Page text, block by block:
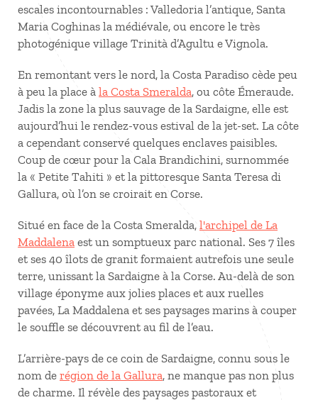
escales incontournables : Valledoria l’antique, Santa
Maria Coghinas la médiévale, ou encore le très
photogénique village Trinità d’Agultu e Vignola.
En remontant vers le nord, la Costa Paradiso cède peu
à peu la place à la Costa Smeralda, ou côte Émeraude.
Jadis la zone la plus sauvage de la Sardaigne, elle est
aujourd’hui le rendez-vous estival de la jet-set. La côte
a cependant conservé quelques enclaves paisibles.
Coup de cœur pour la Cala Brandichini, surnommée
la « Petite Tahiti » et la pittoresque Santa Teresa di
Gallura, où l’on se croirait en Corse.
Situé en face de la Costa Smeralda, l'archipel de La
Maddalena est un somptueux parc national. Ses 7 îles
et ses 40 îlots de granit formaient autrefois une seule
terre, unissant la Sardaigne à la Corse. Au-delà de son
village éponyme aux jolies places et aux ruelles
pavées, La Maddalena et ses paysages marins à couper
le souffle se découvrent au fil de l’eau.
L’arrière-pays de ce coin de Sardaigne, connu sous le
nom de région de la Gallura, ne manque pas non plus
de charme. Il révèle des paysages pastoraux et